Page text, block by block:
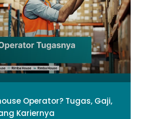
Operator? Tugas, Gaji,
Kariernya